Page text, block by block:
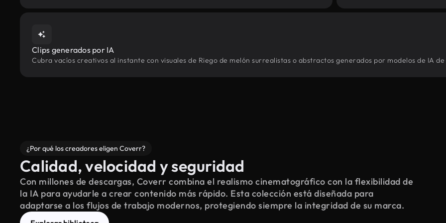
Clips generados por IA
Cubra vacíos creativos al instante con visuales de Riego de melón surrealistas o abstractos generados por modelos de IA
¿Por qué los creadores eligen Coverr?
Calidad, velocidad y seguridad
Con millones de descargas, Coverr combina el realismo cinematográfico con la flexibilidad de
la IA para ayudarle a crear contenido más rápido. Esta colección está diseñada para
adaptarse a los flujos de trabajo modernos, protegiendo siempre la integridad de su marca.